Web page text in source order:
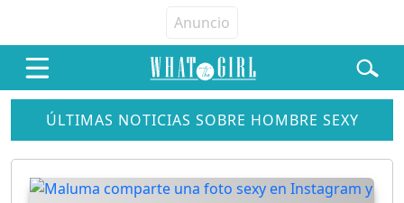
ÚLTIMAS NOTICIAS SOBRE HOMBRE SEXY